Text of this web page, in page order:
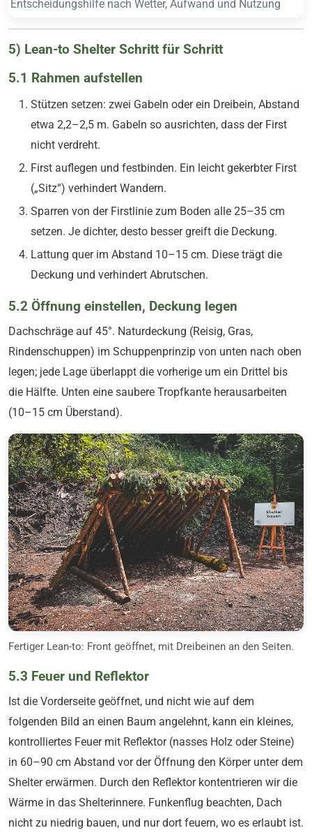
Entscheidungshilfe nach Wetter, Aufwand und Nutzung
5) Lean-to Shelter Schritt für Schritt
5.1 Rahmen aufstellen
Stützen setzen: zwei Gabeln oder ein Dreibein, Abstand
etwa 2,2–2,5 m. Gabeln so ausrichten, dass der First
nicht verdreht.
First auflegen und festbinden. Ein leicht gekerbter First
(„Sitz“) verhindert Wandern.
Sparren von der Firstlinie zum Boden alle 25–35 cm
setzen. Je dichter, desto besser greift die Deckung.
Lattung quer im Abstand 10–15 cm. Diese trägt die
Deckung und verhindert Abrutschen.
5.2 Öffnung einstellen, Deckung legen
Dachschräge auf 45°. Naturdeckung (Reisig, Gras,
Rindenschuppen) im Schuppenprinzip von unten nach oben
legen; jede Lage überlappt die vorherige um ein Drittel bis
die Hälfte. Unten eine saubere Tropfkante herausarbeiten
(10–15 cm Überstand).
Fertiger Lean-to: Front geöffnet, mit Dreibeinen an den Seiten.
5.3 Feuer und Reflektor
Ist die Vorderseite geöffnet, und nicht wie auf dem
folgenden Bild an einen Baum angelehnt, kann ein kleines,
kontrolliertes Feuer mit Reflektor (nasses Holz oder Steine)
in 60–90 cm Abstand vor der Öffnung den Körper unter dem
Shelter erwärmen. Durch den Reflektor kontentrieren wir die
Wärme in das Shelterinnere. Funkenflug beachten, Dach
nicht zu niedrig bauen, und nur dort feuern, wo es erlaubt ist.